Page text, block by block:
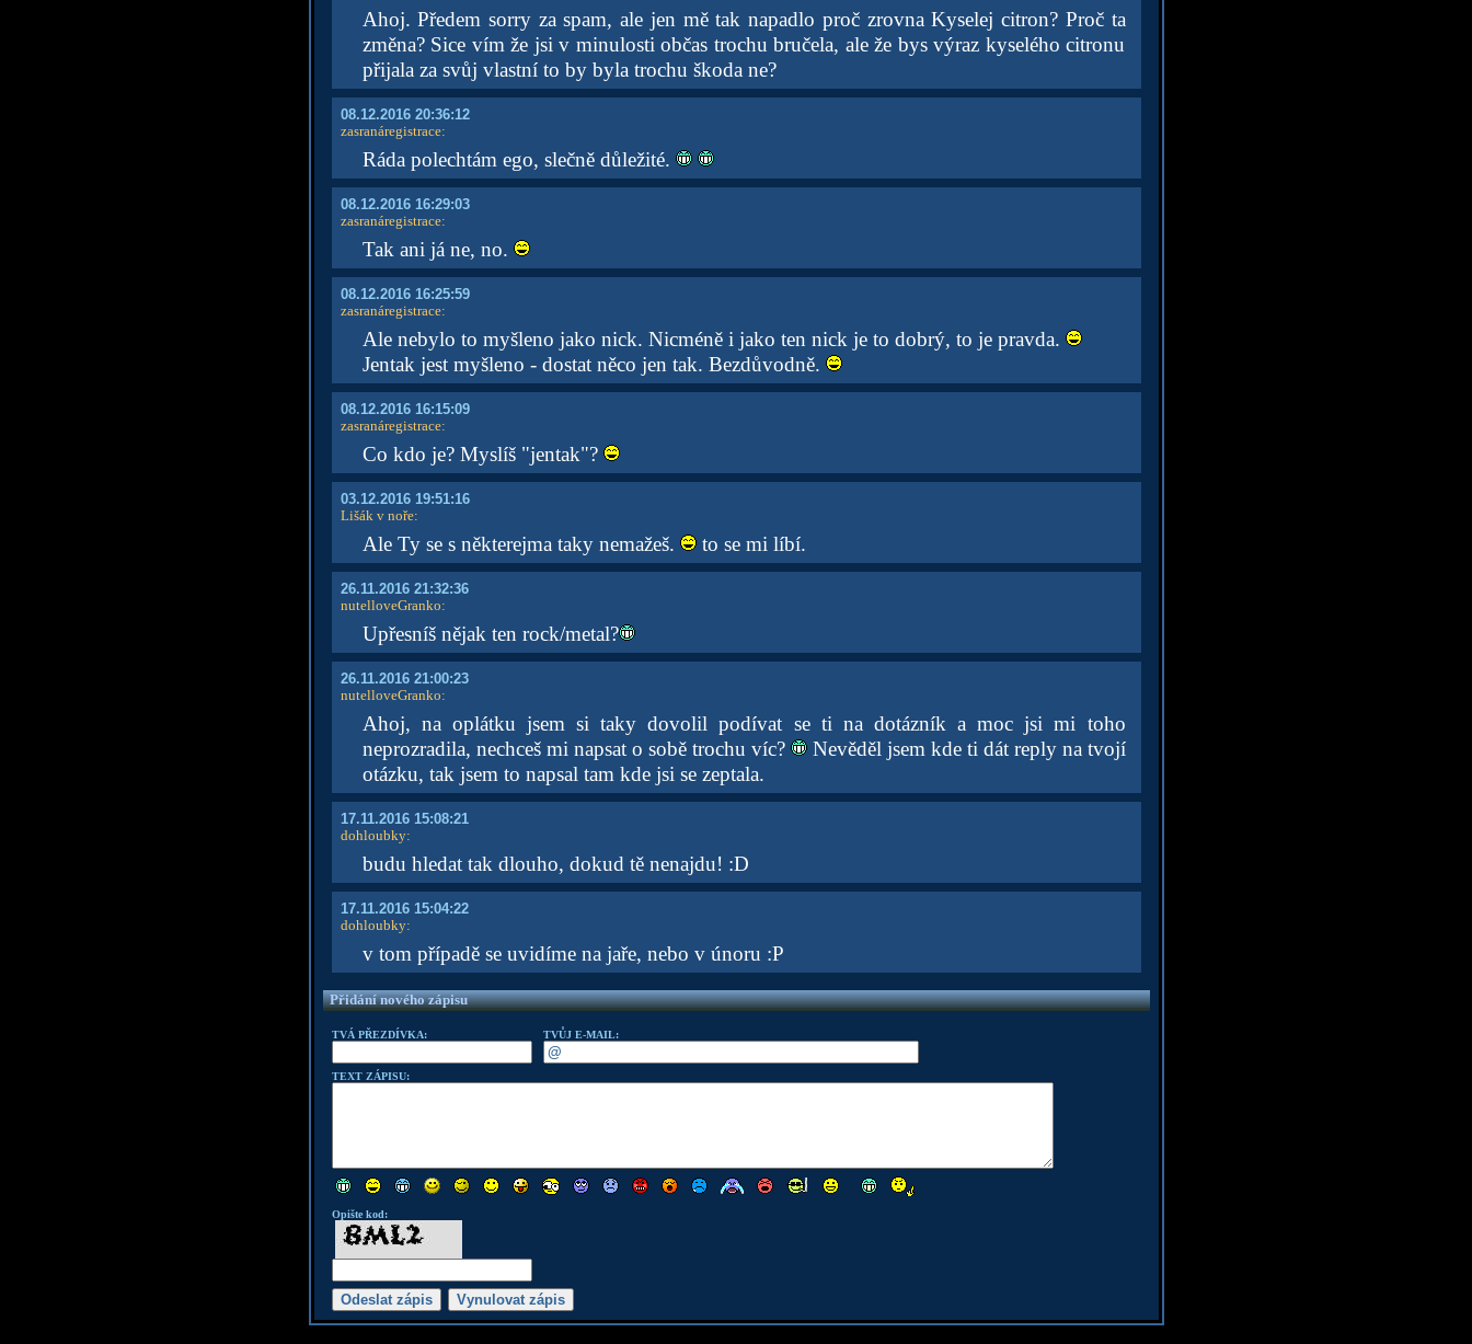
Ahoj. Předem sorry za spam, ale jen mě tak napadlo proč zrovna Kyselej citron? Proč ta
změna? Sice vím že jsi v minulosti občas trochu bručela, ale že bys výraz kyselého citronu
přijala za svůj vlastní to by byla trochu škoda ne?
08.12.2016 20:36:12
zasranáregistrace:
Ráda polechtám ego, slečně důležité.
08.12.2016 16:29:03
zasranáregistrace:
Tak ani já ne, no.
08.12.2016 16:25:59
zasranáregistrace:
Ale nebylo to myšleno jako nick. Nicméně i jako ten nick je to dobrý, to je pravda.
Jentak jest myšleno - dostat něco jen tak. Bezdůvodně.
08.12.2016 16:15:09
zasranáregistrace:
Co kdo je? Myslíš "jentak"?
03.12.2016 19:51:16
Lišák v noře:
Ale Ty se s některejma taky nemažeš. to se mi líbí.
26.11.2016 21:32:36
nutelloveGranko:
Upřesníš nějak ten rock/metal?
26.11.2016 21:00:23
nutelloveGranko:
Ahoj, na oplátku jsem si taky dovolil podívat se ti na dotázník a moc jsi mi toho
neprozradila, nechceš mi napsat o sobě trochu víc?
Nevěděl jsem kde ti dát reply na tvojí
otázku, tak jsem to napsal tam kde jsi se zeptala.
17.11.2016 15:08:21
dohloubky:
budu hledat tak dlouho, dokud tě nenajdu! :D
17.11.2016 15:04:22
dohloubky:
v tom případě se uvidíme na jaře, nebo v únoru :P
Přidání nového zápisu
TVÁ PŘEZDÍVKA: TVŮJ E-MAIL:
TEXT ZÁPISU:
Opište kod: